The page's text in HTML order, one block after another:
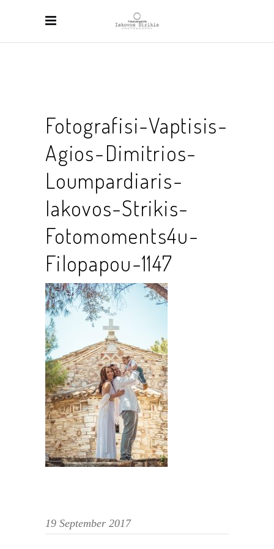
Fotografisi-Vaptisis-
Agios-Dimitrios-
Loumpardiaris-
Iakovos-Strikis-
Fotomoments4u-
Filopapou-1147
19 September 2017